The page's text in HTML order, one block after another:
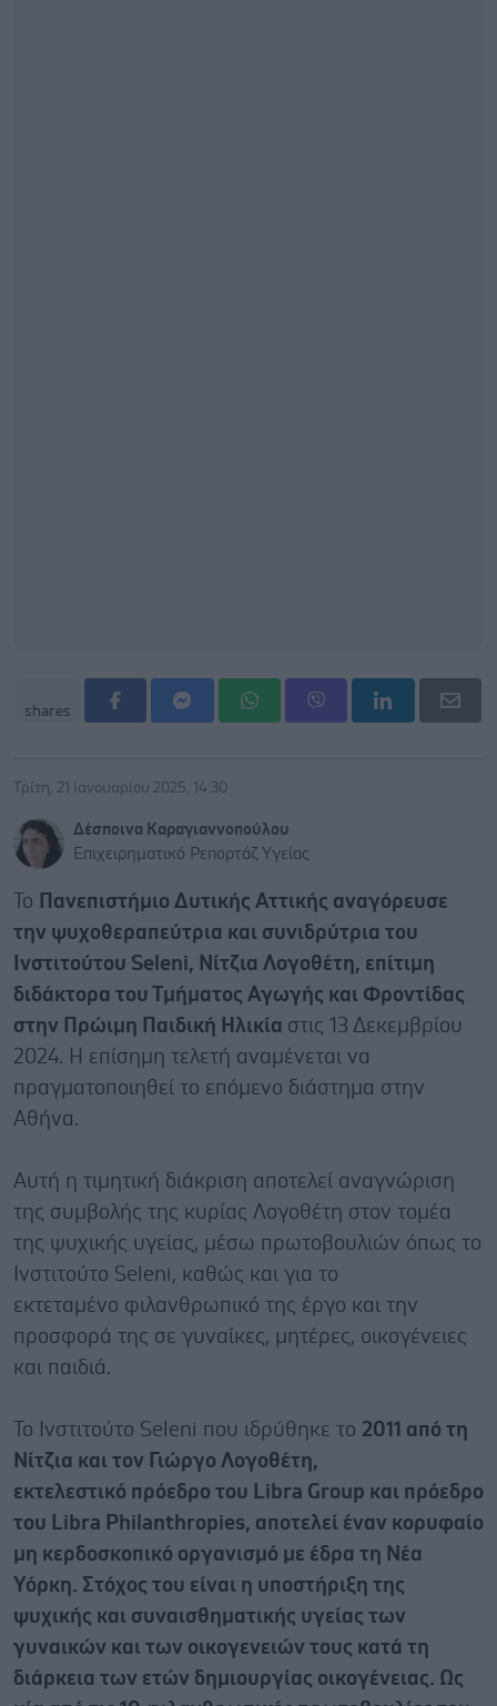
shares
Τρίτη, 21 Ιανουαρίου 2025, 14:30
Δέσποινα Καραγιαννοπούλου
Επιχειρηματικό Ρεπορτάζ Υγείας
Το Πανεπιστήμιο Δυτικής Αττικής αναγόρευσε
την ψυχοθεραπεύτρια και συνιδρύτρια του
Ινστιτούτου Seleni, Νίτζια Λογοθέτη, επίτιμη
διδάκτορα του Τμήματος Αγωγής και Φροντίδας
στην Πρώιμη Παιδική Ηλικία στις 13 Δεκεμβρίου
2024. Η επίσημη τελετή αναμένεται να
πραγματοποιηθεί το επόμενο διάστημα στην
Αθήνα.
Αυτή η τιμητική διάκριση αποτελεί αναγνώριση
της συμβολής της κυρίας Λογοθέτη στον τομέα
της ψυχικής υγείας, μέσω πρωτοβουλιών όπως το
Ινστιτούτο Seleni, καθώς και για το
εκτεταμένο φιλανθρωπικό της έργο και την
προσφορά της σε γυναίκες, μητέρες, οικογένειες
και παιδιά.
Το Ινστιτούτο Seleni που ιδρύθηκε το 2011 από τη
Νίτζια και τον Γιώργο Λογοθέτη,
εκτελεστικό πρόεδρο του Libra Group και πρόεδρο
του Libra Philanthropies, αποτελεί έναν κορυφαίο
μη κερδοσκοπικό οργανισμό με έδρα τη Νέα
Υόρκη. Στόχος του είναι η υποστήριξη της
ψυχικής και συναισθηματικής υγείας των
γυναικών και των οικογενειών τους κατά τη
διάρκεια των ετών δημιουργίας οικογένειας. Ως